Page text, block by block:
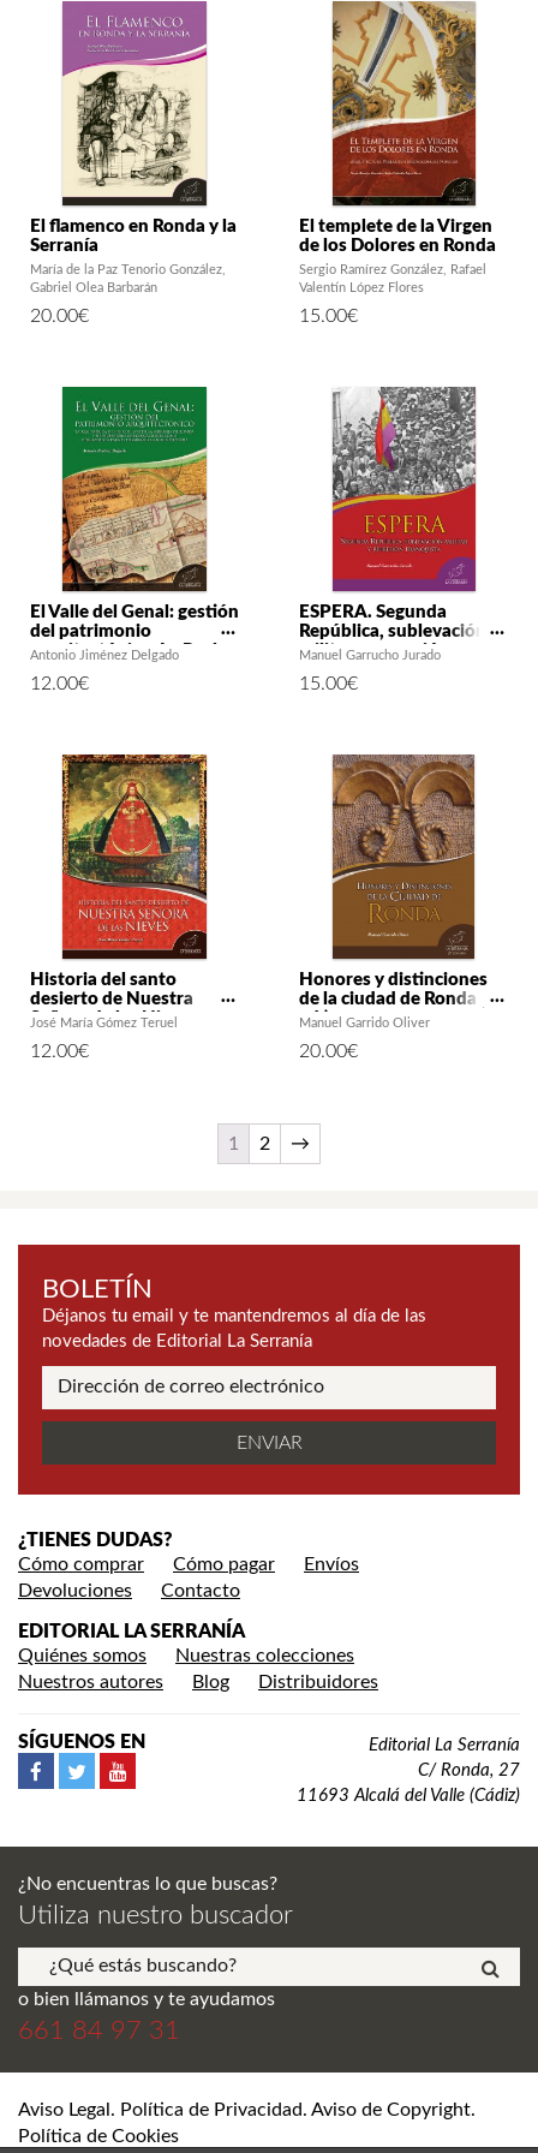
El flamenco en Ronda y la
Serranía
María de la Paz Tenorio González
Gabriel Olea Barbarán
20.00€
El templete de la Virgen
de los Dolores en Ronda
Sergio Ramírez González
Rafael
Valentín López Flores
15.00€
El Valle del Genal: gestión
del patrimonio
arquitectónico. La Real
de la Serranía de Ronda y
desarrollo local
sostenible
Antonio Jiménez Delgado
12.00€
ESPERA. Segunda
República, sublevación
militar y represión
Manuel Garrucho Jurado
15.00€
Historia del santo
desierto de Nuestra
Señora de las Nieves
José María Gómez Teruel
12.00€
Honores y distinciones
de la ciudad de Ronda (2ª
ed.)
Manuel Garrido Oliver
20.00€
1 2 →
BOLETÍN
Déjanos tu email y te mantendremos al día de las
novedades de Editorial La Serranía
¿TIENES DUDAS?
Cómo comprar
Cómo pagar
Envíos
Devoluciones
Contacto
EDITORIAL LA SERRANÍA
Quiénes somos
Nuestras colecciones
Nuestros autores
Blog Distribuidores
SÍGUENOS EN
Editorial La Serranía
C/ Ronda, 27
11693 Alcalá del Valle (Cádiz)
¿No encuentras lo que buscas?
Utiliza nuestro buscador
o bien llámanos y te ayudamos
661 84 97 31
Aviso Legal. Política de Privacidad. Aviso de Copyright.
Política de Cookies